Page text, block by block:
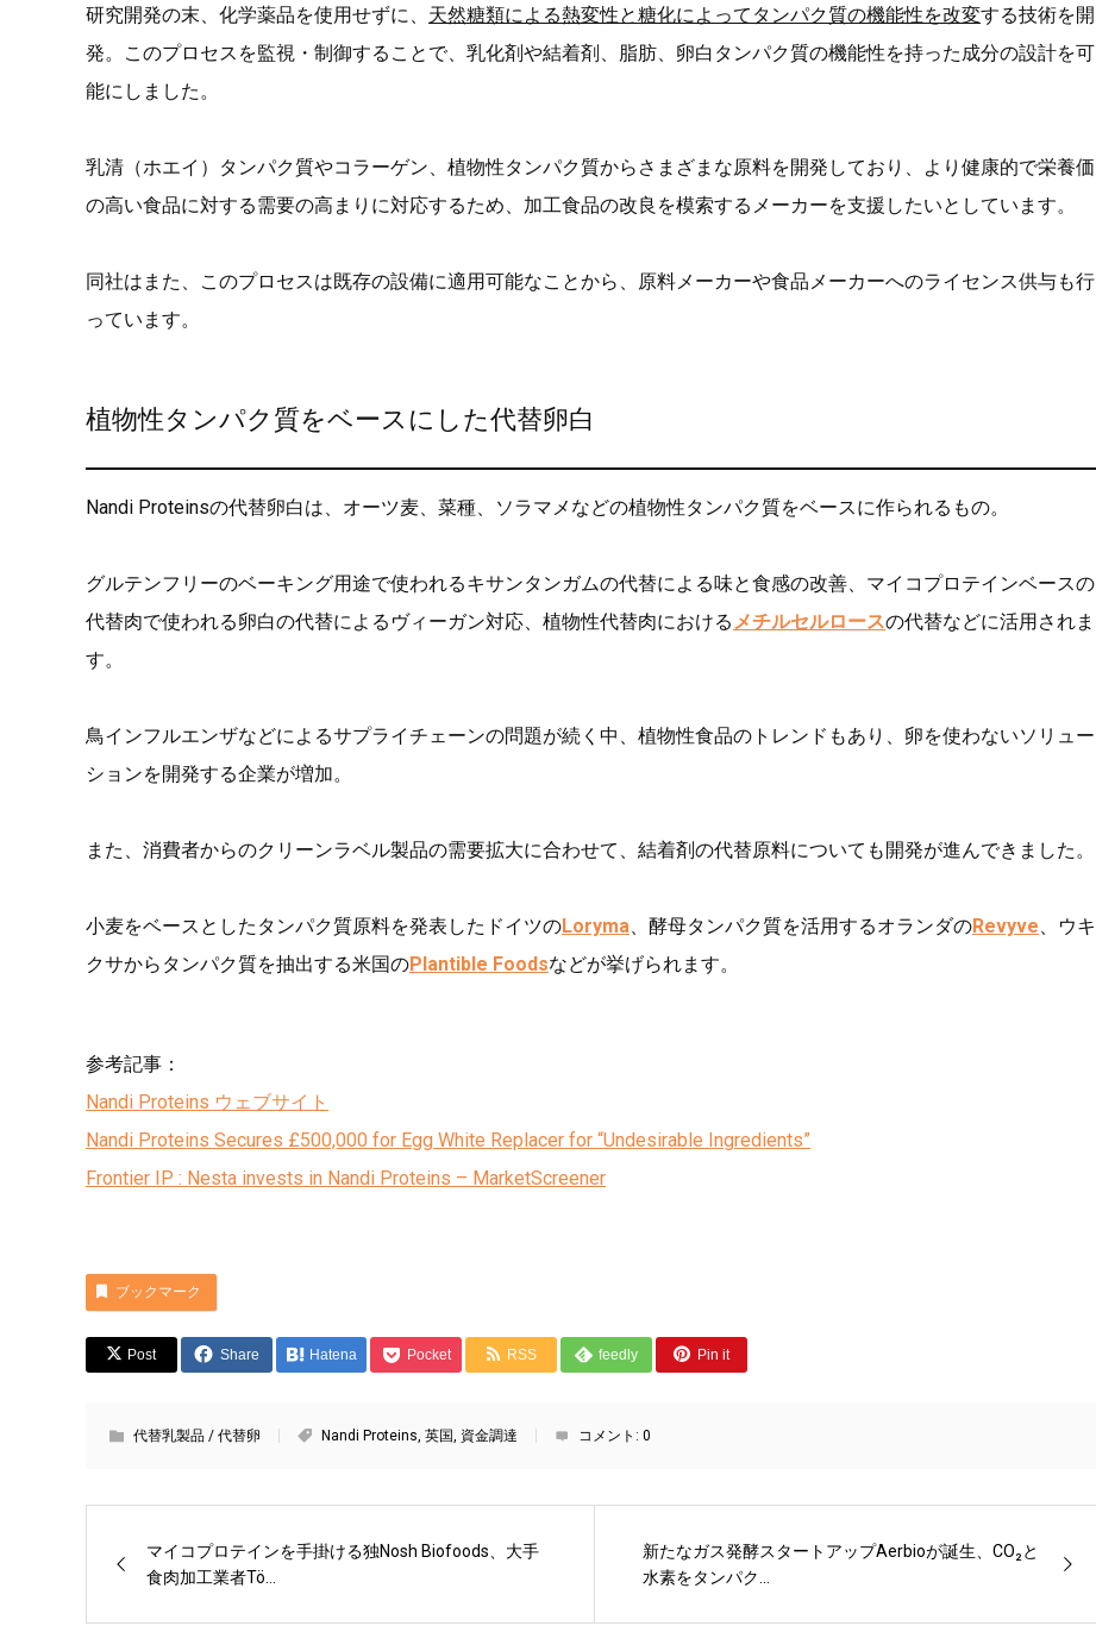
研究開発の末、化学薬品を使用せずに、 天然糖類による熱変性と糖化によってタンパク質の機能性を改変する技術を開
発。このプロセスを監視・制御することで、乳化剤や結着剤、脂肪、卵白タンパク質の機能性を持った成分の設計を可
能にしました。
乳清（ホエイ）タンパク質やコラーゲン、植物性タンパク質からさまざまな原料を開発しており、より健康的で栄養価
の高い食品に対する需要の高まりに対応するため、加工食品の改良を模索するメーカーを支援したいとしています。
同社はまた、このプロセスは既存の設備に適用可能なことから、原料メーカーや食品メーカーへのライセンス供与も行
っています。
植物性タンパク質をベースにした代替卵白
Nandi Proteinsの代替卵白は、オーツ麦、菜種、ソラマメなどの植物性タンパク質をベースに作られるもの。
グルテンフリーのベーキング用途で使われるキサンタンガムの代替による味と食感の改善、マイコプロテインベースの
代替肉で使われる卵白の代替によるヴィーガン対応、植物性代替肉における メチルセルロースの代替などに活用されま
す。
鳥インフルエンザなどによるサプライチェーンの問題が続く中、植物性食品のトレンドもあり、卵を使わないソリュー
ションを開発する企業が増加。
また、消費者からのクリーンラベル製品の需要拡大に合わせて、結着剤の代替原料についても開発が進んできました。
小麦をベースとしたタンパク質原料を発表したドイツのLoryma 、酵母タンパク質を活用するオランダのRevyve 、ウキ
クサからタンパク質を抽出する米国のPlantible Foodsなどが挙げられます。
参考記事：
Nandi Proteins ウェブサイト
Nandi Proteins Secures £500,000 for Egg White Replacer for “Undesirable Ingredients”
Frontier IP : Nesta invests in Nandi Proteins – MarketScreener
ブックマーク
Post Share Hatena Pocket RSS feedly Pin it
代替乳製品 / 代替卵 Nandi Proteins 英国 資金調達 コメント: 0
マイコプロテインを手掛ける独Nosh Biofoods、大手
食肉加工業者Tö...
新たなガス発酵スタートアップAerbioが誕生、CO₂と
水素をタンパク...